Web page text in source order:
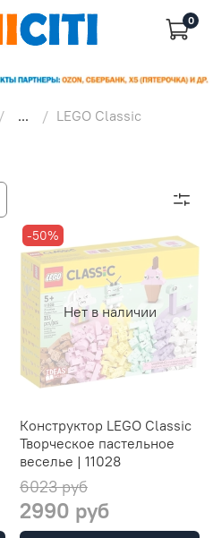
0
... LEGO Classic
Нет в наличии
-50%
Конструктор LEGO Classic
Творческое пастельное
веселье | 11028
6023 руб
2990 руб